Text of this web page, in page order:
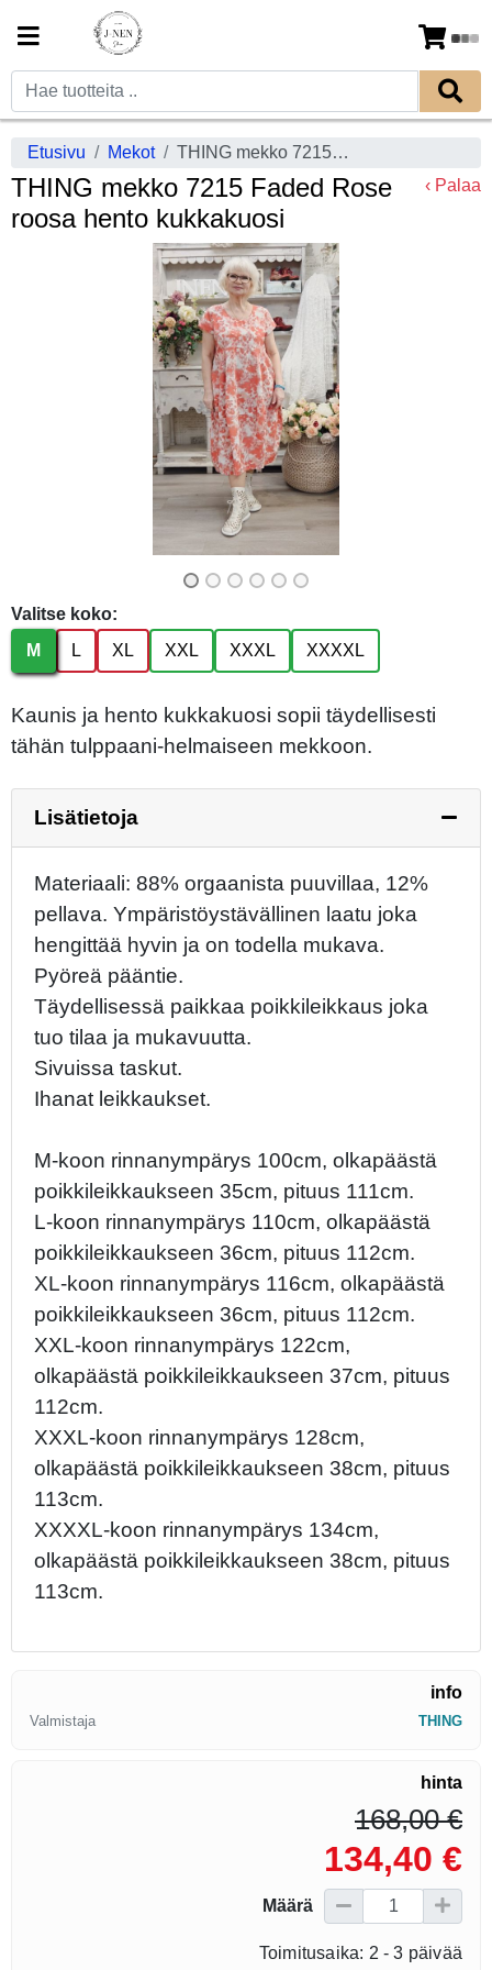
Etusivu Mekot THING mekko 7215 Faded Rose roosa hento kukkakuosi
THING mekko 7215 Faded Rose
roosa hento kukkakuosi
‹ Palaa
Valitse koko:
M
L XL XXL XXXL XXXXL
Kaunis ja hento kukkakuosi sopii täydellisesti
tähän tulppaani-helmaiseen mekkoon.
Lisätietoja
Materiaali: 88% orgaanista puuvillaa, 12%
pellava. Ympäristöystävällinen laatu joka
hengittää hyvin ja on todella mukava.
Pyöreä pääntie.
Täydellisessä paikkaa poikkileikkaus joka
tuo tilaa ja mukavuutta.
Sivuissa taskut.
Ihanat leikkaukset.
M-koon rinnanympärys 100cm, olkapäästä
poikkileikkaukseen 35cm, pituus 111cm.
L-koon rinnanympärys 110cm, olkapäästä
poikkileikkaukseen 36cm, pituus 112cm.
XL-koon rinnanympärys 116cm, olkapäästä
poikkileikkaukseen 36cm, pituus 112cm.
XXL-koon rinnanympärys 122cm,
olkapäästä poikkileikkaukseen 37cm, pituus
112cm.
XXXL-koon rinnanympärys 128cm,
olkapäästä poikkileikkaukseen 38cm, pituus
113cm.
XXXXL-koon rinnanympärys 134cm,
olkapäästä poikkileikkaukseen 38cm, pituus
113cm.
info
Valmistaja THING
hinta
168,00 €
134,40 €
Määrä
Toimitusaika: 2 - 3 päivää